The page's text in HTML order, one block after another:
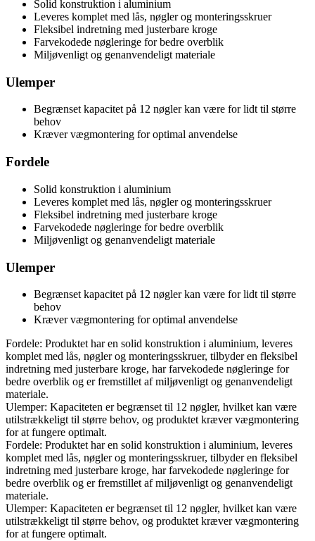
Solid konstruktion i aluminium
Leveres komplet med lås, nøgler og monteringsskruer
Fleksibel indretning med justerbare kroge
Farvekodede nøgleringe for bedre overblik
Miljøvenligt og genanvendeligt materiale
Ulemper
Begrænset kapacitet på 12 nøgler kan være for lidt til større
behov
Kræver vægmontering for optimal anvendelse
Fordele
Solid konstruktion i aluminium
Leveres komplet med lås, nøgler og monteringsskruer
Fleksibel indretning med justerbare kroge
Farvekodede nøgleringe for bedre overblik
Miljøvenligt og genanvendeligt materiale
Ulemper
Begrænset kapacitet på 12 nøgler kan være for lidt til større
behov
Kræver vægmontering for optimal anvendelse
Fordele: Produktet har en solid konstruktion i aluminium, leveres
komplet med lås, nøgler og monteringsskruer, tilbyder en fleksibel
indretning med justerbare kroge, har farvekodede nøgleringe for
bedre overblik og er fremstillet af miljøvenligt og genanvendeligt
materiale.
Ulemper: Kapaciteten er begrænset til 12 nøgler, hvilket kan være
utilstrækkeligt til større behov, og produktet kræver vægmontering
for at fungere optimalt.
Fordele: Produktet har en solid konstruktion i aluminium, leveres
komplet med lås, nøgler og monteringsskruer, tilbyder en fleksibel
indretning med justerbare kroge, har farvekodede nøgleringe for
bedre overblik og er fremstillet af miljøvenligt og genanvendeligt
materiale.
Ulemper: Kapaciteten er begrænset til 12 nøgler, hvilket kan være
utilstrækkeligt til større behov, og produktet kræver vægmontering
for at fungere optimalt.